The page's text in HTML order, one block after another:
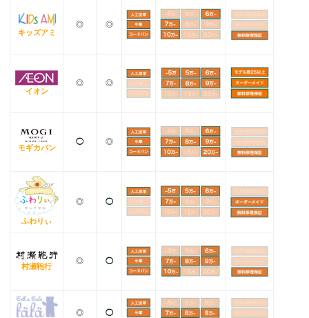
キッズアミ
◎ ◎
イオン
◎ ◎
モギカバン
◯ ◎
ふわりぃ
◎ ◯
村瀬鞄行
◎ ◯
◎ ◯